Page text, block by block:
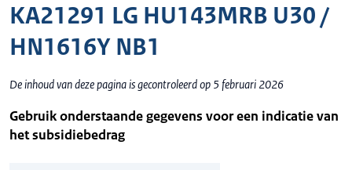
KA21291 LG HU143MRB U30 /
HN1616Y NB1
De inhoud van deze pagina is gecontroleerd op 5 februari 2026
Gebruik onderstaande gegevens voor een indicatie van
het subsidiebedrag